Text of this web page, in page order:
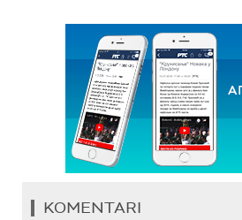
KOMENTARI